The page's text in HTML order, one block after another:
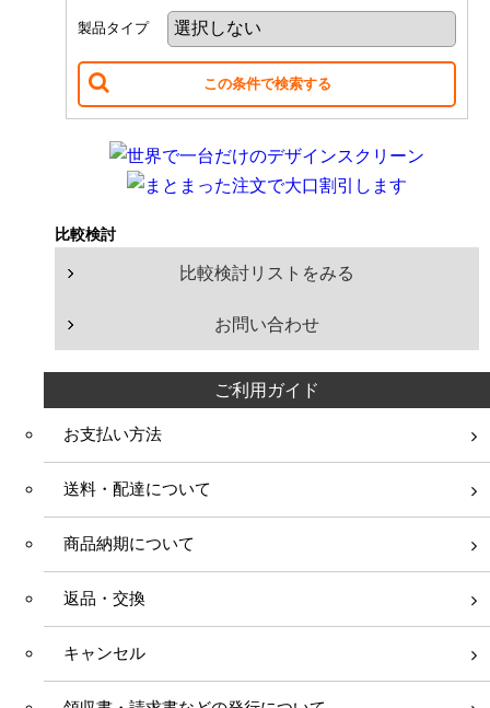
中会議室（20〜50人）
大会議室（50〜100人）
ホール（100人以上）
学校・施設での利用
イベント・ショップでの利用
インチ
インチ
インチ
インチ
180インチ
200
210インチ
製品タイプ
比較検討
比較検討リストをみる
お問い合わせ
ご利用ガイド
お支払い方法
送料・配達について
商品納期について
返品・交換
キャンセル